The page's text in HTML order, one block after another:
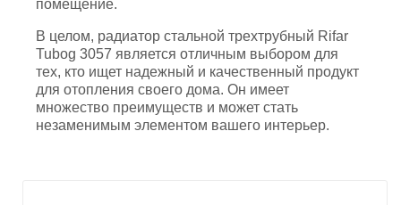
помещение.
В целом, радиатор стальной трехтрубный Rifar
Tubog 3057 является отличным выбором для
тех, кто ищет надежный и качественный продукт
для отопления своего дома. Он имеет
множество преимуществ и может стать
незаменимым элементом вашего интерьер.